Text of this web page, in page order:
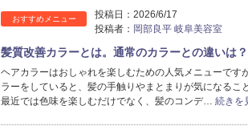
おすすめメニュー 投稿日： 2026/6/17
投稿者： 岡部良平 岐阜美容室
髪質改善カラーとは。通常のカラーとの違いは？
ヘアカラーはおしゃれを楽しむための人気メニューです
ラーをしていると、髪の手触りやまとまりが気になるこ
最近では色味を楽しむだけでなく、髪のコンデ… 続きを